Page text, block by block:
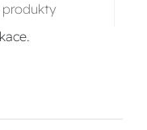
produkty